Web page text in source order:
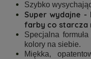
Szybko
Super wydajne
farby co starcza
Specjalna
kolory na siebie.
Miękka,